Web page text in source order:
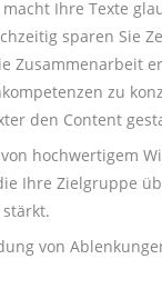
macht Ihre Texte
sparen Sie
Zusammenarbeit
zu
den Content
hochwertigem
Ihre Zielgruppe
von